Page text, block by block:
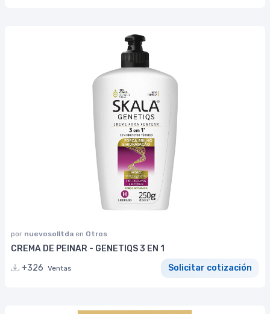
por nuevosolltda en Otros
CREMA DE PEINAR - GENETIQS 3 EN 1
+326 Ventas Solicitar cotización